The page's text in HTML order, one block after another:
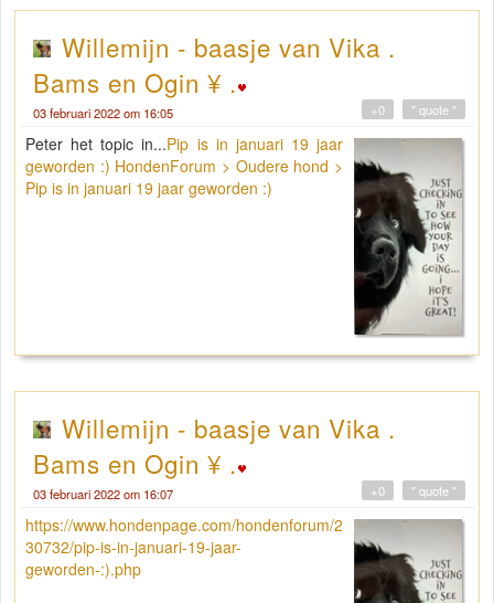
Willemijn - baasje van Vika .
Bams en Ogin ¥ .
03 februari 2022 om 16:05 " quote "
+0
Peter het topic in...Pip is in januari 19 jaar
geworden :) HondenForum > Oudere hond >
Pip is in januari 19 jaar geworden :)
Willemijn - baasje van Vika .
Bams en Ogin ¥ .
03 februari 2022 om 16:07 " quote "
+0
https://www.hondenpage.com/hondenforum/2
30732/pip-is-in-januari-19-jaar-
geworden-:).php